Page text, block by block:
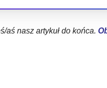
aś nasz artykuł do końca.